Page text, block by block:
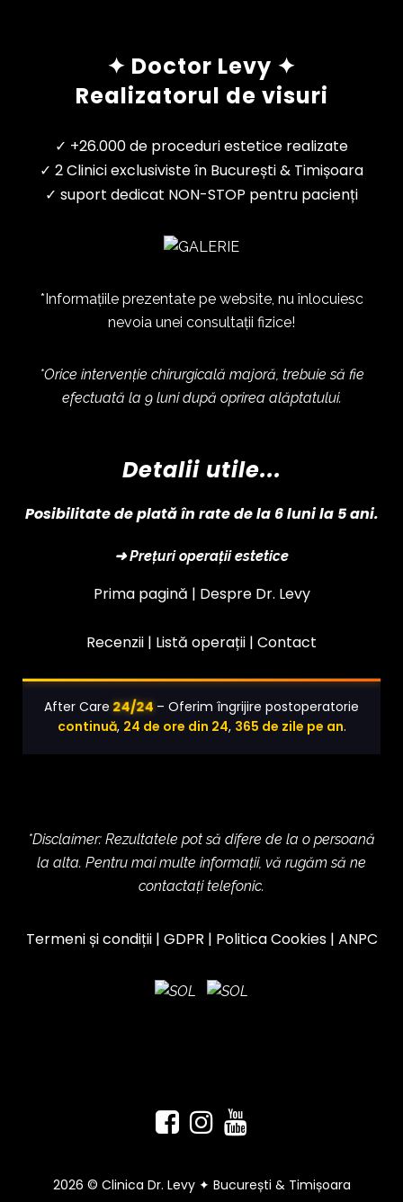
✦ Doctor Levy ✦
Realizatorul de visuri
✓ +26.000 de proceduri estetice realizate
✓ 2 Clinici exclusiviste în București & Timișoara
✓ suport dedicat NON-STOP pentru pacienți
*Informațiile prezentate pe website, nu înlocuiesc
nevoia unei consultații fizice!
*Orice intervenție chirurgicală majoră, trebuie să fie
efectuată la 9 luni după oprirea alăptatului.
Detalii utile...
Posibilitate de plată în rate de la 6 luni la 5 ani.
➜ Prețuri operații estetice
Prima pagină | Despre Dr. Levy
Recenzii | Listă operații | Contact
After Care 24/24 – Oferim îngrijire postoperatorie
continuă, 24 de ore din 24, 365 de zile pe an.
*Disclaimer: Rezultatele pot să difere de la o persoană
la alta. Pentru mai multe informații, vă rugăm să ne
contactați telefonic.
Termeni și condiții| GDPR | Politica Cookies| ANPC
2026 © Clinica Dr. Levy ✦ București & Timișoara